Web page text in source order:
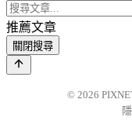
推薦文章
關閉搜尋
© 2026